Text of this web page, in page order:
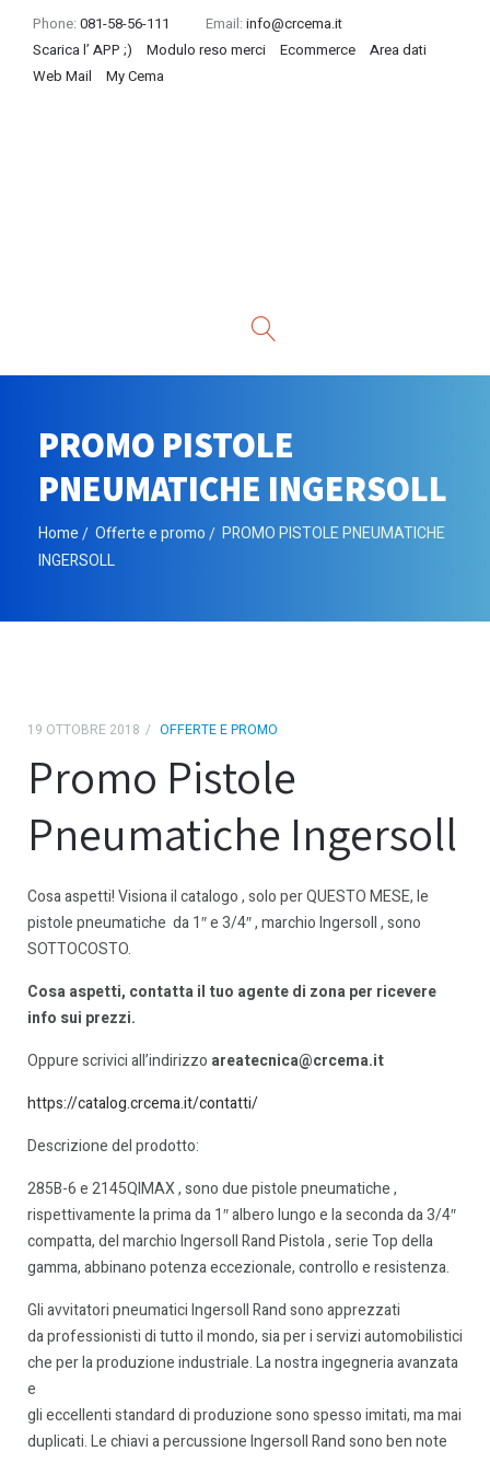
Phone: 081-58-56-111 Email: info@crcema.it
Scarica l’ APP ;)
Modulo reso merci Ecommerce
Area dati
Web Mail
My Cema
PROMO PISTOLE
PNEUMATICHE INGERSOLL
Home Offerte e promo
PROMO PISTOLE PNEUMATICHE
INGERSOLL
19 OTTOBRE 2018 OFFERTE E PROMO
Promo Pistole
Pneumatiche Ingersoll
Cosa aspetti! Visiona il catalogo , solo per QUESTO MESE, le
pistole pneumatiche da 1″ e 3/4″ , marchio Ingersoll , sono
SOTTOCOSTO.
Cosa aspetti, contatta il tuo agente di zona per ricevere
info sui prezzi.
Oppure scrivici all’indirizzo areatecnica@crcema.it
https://catalog.crcema.it/contatti/
Descrizione del prodotto:
285B-6 e 2145QIMAX , sono due pistole pneumatiche ,
rispettivamente la prima da 1″ albero lungo e la seconda da 3/4″
compatta, del marchio Ingersoll Rand Pistola , serie Top della
gamma, abbinano potenza eccezionale, controllo e resistenza.
Gli avvitatori pneumatici Ingersoll Rand sono apprezzati
da professionisti di tutto il mondo, sia per i servizi automobilistici
che per la produzione industriale. La nostra ingegneria avanzata
e
gli eccellenti standard di produzione sono spesso imitati, ma mai
duplicati. Le chiavi a percussione Ingersoll Rand sono ben note